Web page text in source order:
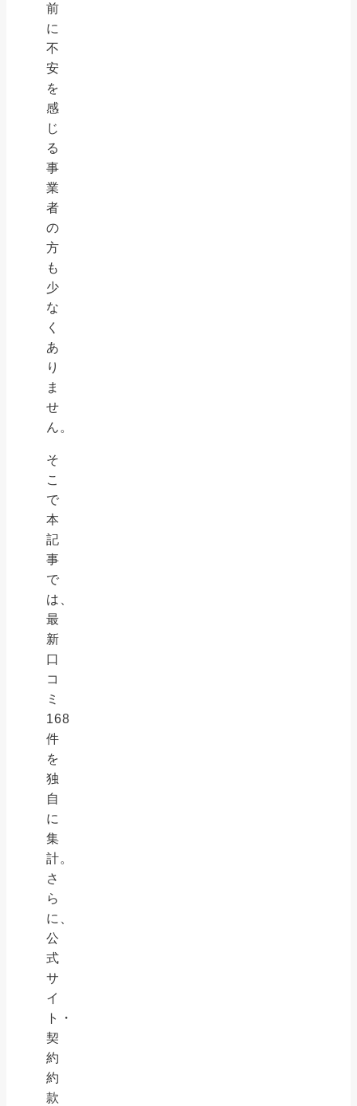
前
に
不
安
を
感
じ
る
事
業
者
の
方
も
少
な
く
あ
り
ま
せ
ん。
そ
こ
で
本
記
事
で
は、
最
新
口
コ
ミ
168
件
を
独
自
に
集
計。
さ
ら
に、
公
式
サ
イ
ト・
契
約
約
款